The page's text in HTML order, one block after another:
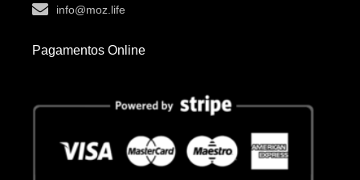
info@moz.life
Pagamentos Online